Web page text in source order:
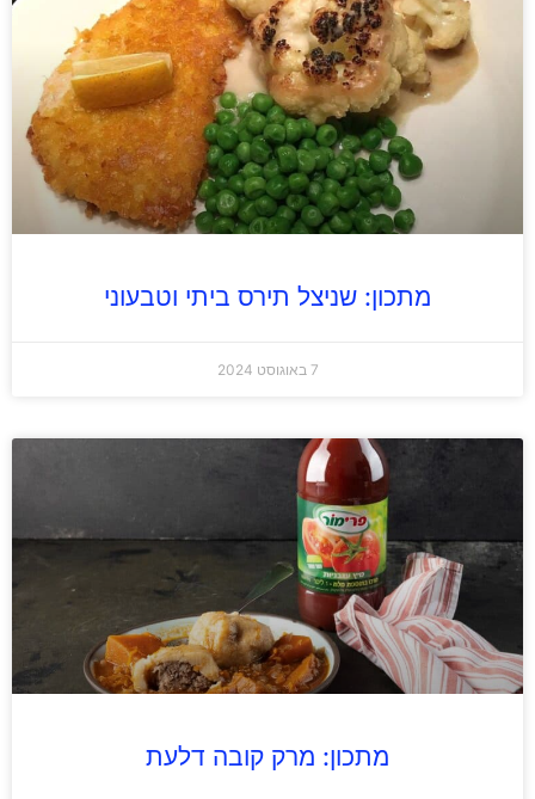
מתכון: שניצל תירס ביתי וטבעוני
7 באוגוסט 2024
מתכון: מרק קובה דלעת